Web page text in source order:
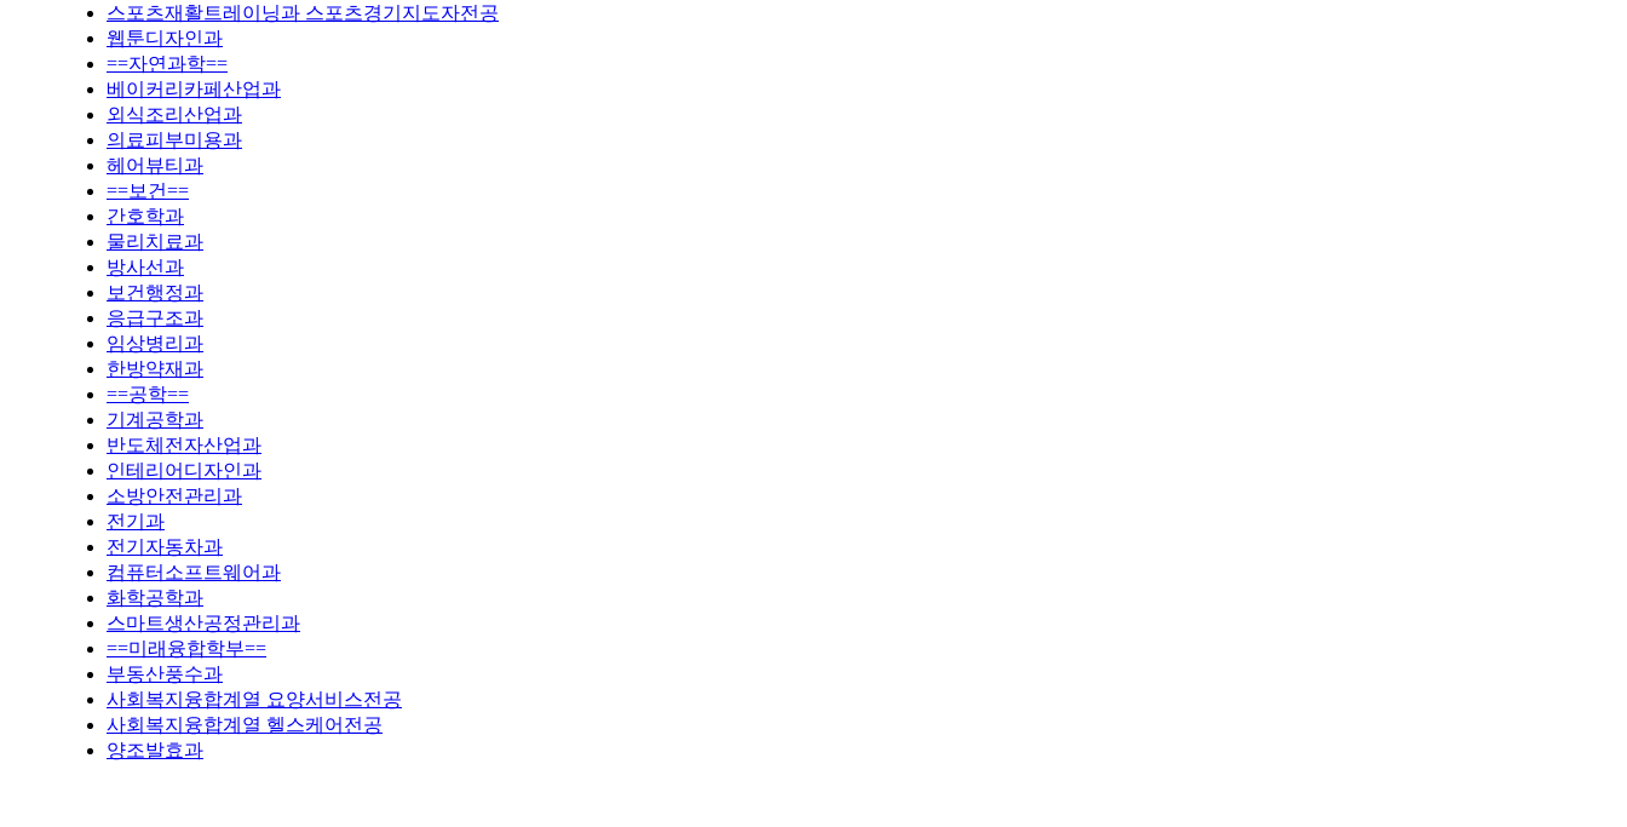
스포츠재활트레이닝과 스포츠경기지도자전공
웹툰디자인과
==자연과학==
베이커리카페산업과
외식조리산업과
의료피부미용과
헤어뷰티과
==보건==
간호학과
물리치료과
방사선과
보건행정과
응급구조과
임상병리과
한방약재과
==공학==
기계공학과
반도체전자산업과
인테리어디자인과
소방안전관리과
전기과
전기자동차과
컴퓨터소프트웨어과
화학공학과
스마트생산공정관리과
==미래융합학부==
부동산풍수과
사회복지융합계열 요양서비스전공
사회복지융합계열 헬스케어전공
양조발효과